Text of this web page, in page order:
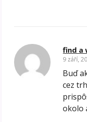
find a
9 září,
Buď
cez
okolo